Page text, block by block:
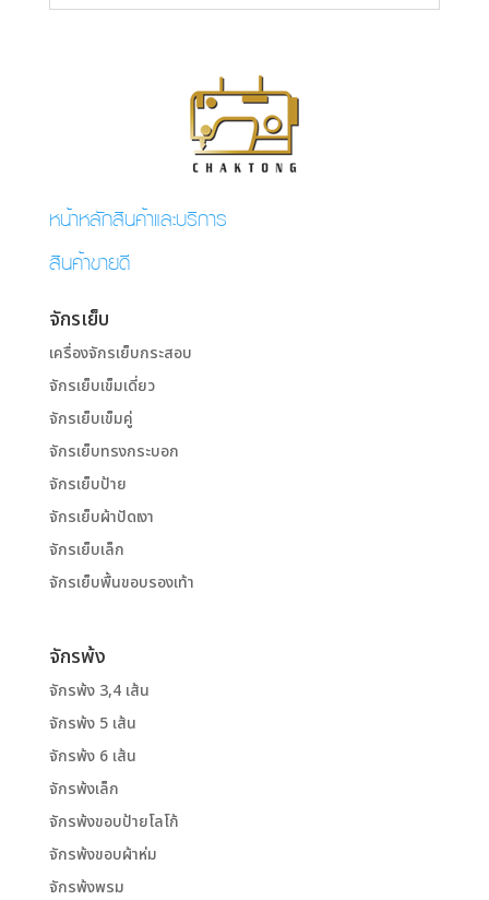
หน้าหลักสินค้าและบริการ
สินค้าขายดี
จักรเย็บ
เครื่องจักรเย็บกระสอบ
จักรเย็บเข็มเดี่ยว
จักรเย็บเข็มคู่
จักรเย็บทรงกระบอก
จักรเย็บป้าย
จักรเย็บผ้าปัดเงา
จักรเย็บเล็ก
จักรเย็บพื้นขอบรองเท้า
จักรพ้ง
จักรพ้ง 3,4 เส้น
จักรพ้ง 5 เส้น
จักรพ้ง 6 เส้น
จักรพ้งเล็ก
จักรพ้งขอบป้ายโลโก้
จักรพ้งขอบผ้าห่ม
จักรพ้งพรม